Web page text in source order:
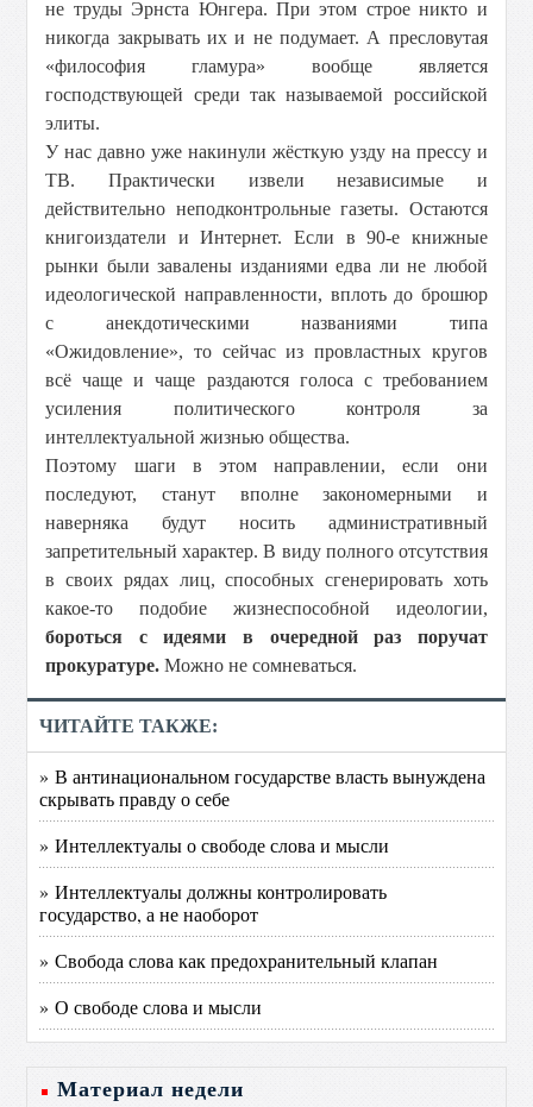
не труды Эрнста Юнгера. При этом строе никто и
никогда закрывать их и не подумает. А пресловутая
«философия гламура» вообще является
господствующей среди так называемой российской
элиты.
У нас давно уже накинули жёсткую узду на прессу и
ТВ. Практически извели независимые и
действительно неподконтрольные газеты. Остаются
книгоиздатели и Интернет. Если в 90-е книжные
рынки были завалены изданиями едва ли не любой
идеологической направленности, вплоть до брошюр
с анекдотическими названиями типа
«Ожидовление», то сейчас из провластных кругов
всё чаще и чаще раздаются голоса с требованием
усиления политического контроля за
интеллектуальной жизнью общества.
Поэтому шаги в этом направлении, если они
последуют, станут вполне закономерными и
наверняка будут носить административный
запретительный характер. В виду полного отсутствия
в своих рядах лиц, способных сгенерировать хоть
какое-то подобие жизнеспособной идеологии,
бороться с идеями в очередной раз поручат
прокуратуре. Можно не сомневаться.
ЧИТАЙТЕ ТАКЖЕ:
» В антинациональном государстве власть вынуждена
скрывать правду о себе
» Интеллектуалы о свободе слова и мысли
» Интеллектуалы должны контролировать
государство, а не наоборот
» Свобода слова как предохранительный клапан
» О свободе слова и мысли
Материал недели